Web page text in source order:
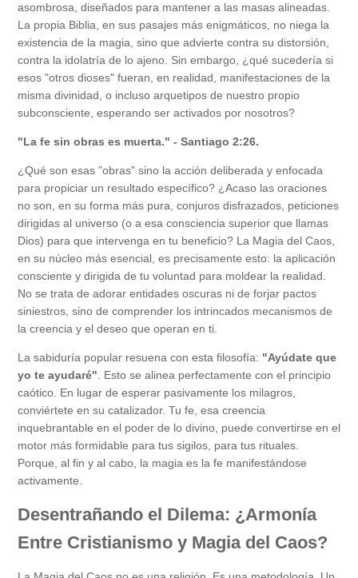
asombrosa, diseñados para mantener a las masas alineadas.
La propia Biblia, en sus pasajes más enigmáticos, no niega la
existencia de la magia, sino que advierte contra su distorsión,
contra la idolatría de lo ajeno. Sin embargo, ¿qué sucedería si
esos "otros dioses" fueran, en realidad, manifestaciones de la
misma divinidad, o incluso arquetipos de nuestro propio
subconsciente, esperando ser activados por nosotros?
"La fe sin obras es muerta." - Santiago 2:26.
¿Qué son esas "obras" sino la acción deliberada y enfocada
para propiciar un resultado específico? ¿Acaso las oraciones
no son, en su forma más pura, conjuros disfrazados, peticiones
dirigidas al universo (o a esa consciencia superior que llamas
Dios) para que intervenga en tu beneficio? La Magia del Caos,
en su núcleo más esencial, es precisamente esto: la aplicación
consciente y dirigida de tu voluntad para moldear la realidad.
No se trata de adorar entidades oscuras ni de forjar pactos
siniestros, sino de comprender los intrincados mecanismos de
la creencia y el deseo que operan en ti.
La sabiduría popular resuena con esta filosofía: "Ayúdate que
yo te ayudaré" . Esto se alinea perfectamente con el principio
caótico. En lugar de esperar pasivamente los milagros,
conviértete en su catalizador. Tu fe, esa creencia
inquebrantable en el poder de lo divino, puede convertirse en el
motor más formidable para tus sigilos, para tus rituales.
Porque, al fin y al cabo, la magia es la fe manifestándose
activamente.
Desentrañando el Dilema: ¿Armonía
Entre Cristianismo y Magia del Caos?